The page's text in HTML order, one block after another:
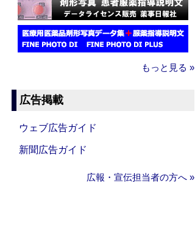
もっと見る »
広告掲載
ウェブ広告ガイド
新聞広告ガイド
広報・宣伝担当者の方へ »